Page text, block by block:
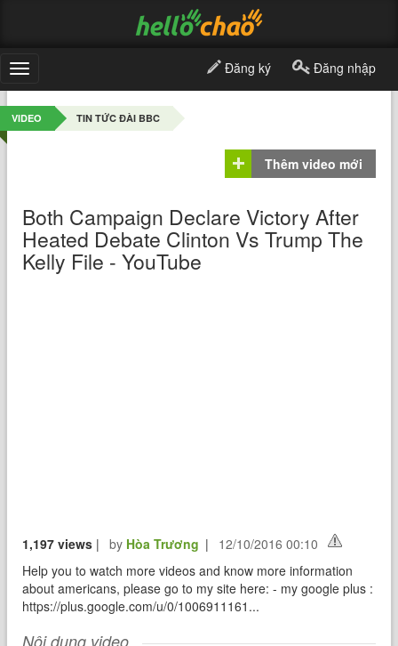
Toggle
navigation
Đăng ký Đăng nhập
VIDEO TIN TỨC ĐÀI BBC
Thêm video mới
Both Campaign Declare Victory After
Heated Debate Clinton Vs Trump The
Kelly File - YouTube
1,197 views | by Hòa Trương |
12/10/2016 00:10
Help you to watch more videos and know more information
about americans, please go to my site here: - my google plus :
https://plus.google.com/u/0/1006911161...
Nội dung video